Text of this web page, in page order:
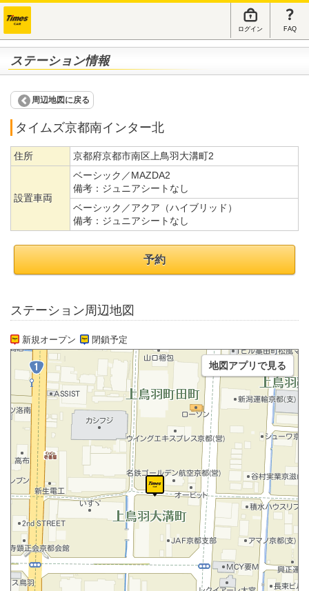
ログイン FAQ
ステーション情報
周辺地図に戻る
タイムズ京都南インター北
住所 京都府京都市南区上鳥羽大溝町2
設置車両
ベーシック／MAZDA2
備考： ジュニアシートなし
ベーシック／アクア（ハイブリッド）
備考： ジュニアシートなし
予約
ステーション周辺地図
新規オープン 閉鎖予定
地図アプリで見る